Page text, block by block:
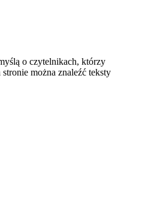
o czytelnikach, którzy
można znaleźć teksty